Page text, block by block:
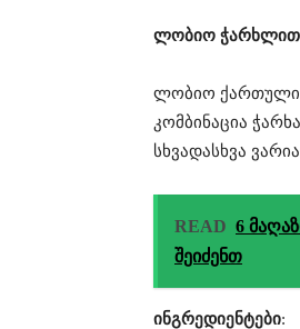
ლობიო ჭარხლით
ლობიო ქართული
კომბინაცია
სხვადასხვა
READ 6
შეიძენთ
ინგრედიენტები: